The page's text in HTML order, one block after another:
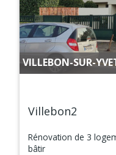
VILLEBON-SUR-
Villebon2
Rénovation de 3
bâtir